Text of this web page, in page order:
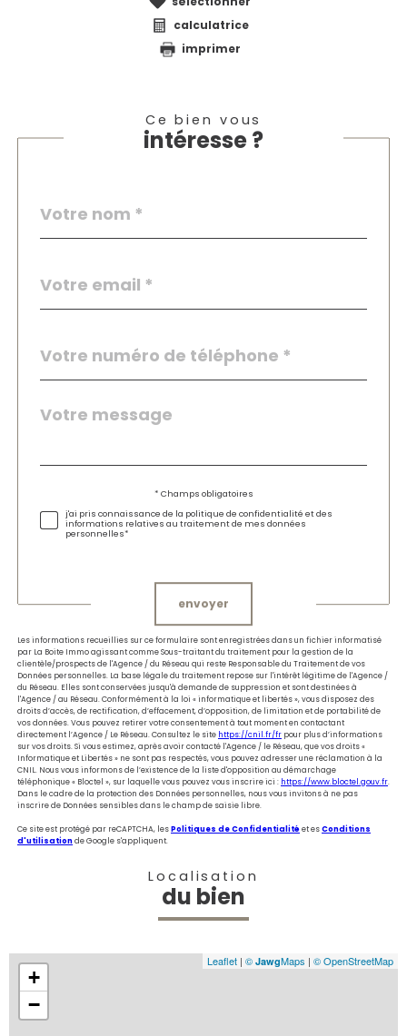
calculatrice
imprimer
Ce bien vous
intéresse ?
par
*
*
*
Fieldset
par
Message
*
* Champs obligatoires
j'ai pris connaissance de la politique de confidentialité et des
informations relatives au traitement de mes données
personnelles*
envoyer
Les informations recueillies sur ce formulaire sont enregistrées dans un fichier informatisé
par La Boite Immo agissant comme Sous-traitant du traitement pour la gestion de la
clientèle/prospects de l'Agence / du Réseau qui reste Responsable du Traitement de vos
Données personnelles. La base légale du traitement repose sur l'intérêt légitime de l'Agence /
du Réseau. Elles sont conservées jusqu'à demande de suppression et sont destinées à
l'Agence / au Réseau. Conformément à la loi « informatique et libertés », vous disposez des
droits d’accès, de rectification, d’effacement, d’opposition, de limitation et de portabilité de
vos données. Vous pouvez retirer votre consentement à tout moment en contactant
directement l’Agence / Le Réseau. Consultez le site https://cnil.fr/fr pour plus d’informations
sur vos droits. Si vous estimez, après avoir contacté l'Agence / le Réseau, que vos droits «
Informatique et Libertés » ne sont pas respectés, vous pouvez adresser une réclamation à la
CNIL. Nous vous informons de l’existence de la liste d'opposition au démarchage
téléphonique « Bloctel », sur laquelle vous pouvez vous inscrire ici : https://www.bloctel.gouv.fr.
Dans le cadre de la protection des Données personnelles, nous vous invitons à ne pas
inscrire de Données sensibles dans le champ de saisie libre.
Ce site est protégé par reCAPTCHA, lesPolitiques de Confidentialitéet esConditions
d'utilisationde Google s'appliquent.
Localisation
du bien
+
−
Leaflet | © JawgMaps | © OpenStreetMap